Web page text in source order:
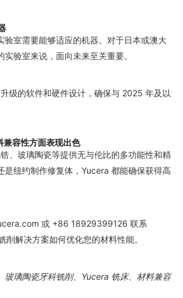
验室需要能够适应的机器。对于日本或澳大
验室来说，面向未来至关重要。
级的软件和硬件设计，确保与 2025 年及以
兼容性方面表现出色
、玻璃陶瓷等提供无与伦比的多功能性和精
是纽约制作修复体，Yucera 都能确保获得高
或 +86 18929399126 联系
削解决方案如何优化您的材料性能。
玻璃陶瓷牙科铣削、Yucera 铣床、材料兼容